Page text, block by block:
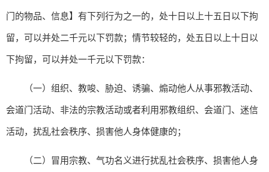
门的物品、信息】有下列行为之一的，处十日以上十五日以下拘
留，可以并处二千元以下罚款；情节较轻的，处五日以上十日以
下拘留，可以并处一千元以下罚款：
（一）组织、教唆、胁迫、诱骗、煽动他人从事邪教活动、
会道门活动、非法的宗教活动或者利用邪教组织、会道门、迷信
活动，扰乱社会秩序、损害他人身体健康的；
（二）冒用宗教、气功名义进行扰乱社会秩序、损害他人身